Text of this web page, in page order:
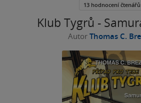
Klub Tygrů -
Autor Thomas C.
5
13 hodnocení čtenářů